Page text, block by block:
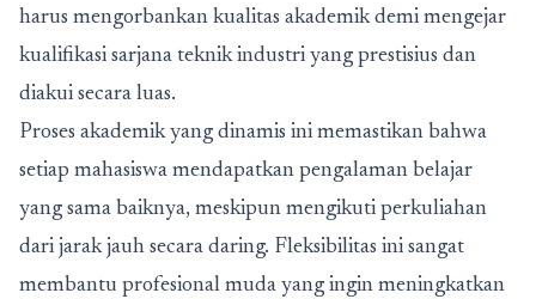
harus mengorbankan kualitas akademik demi mengejar
kualifikasi sarjana teknik industri yang prestisius dan
diakui secara luas.
Proses akademik yang dinamis ini memastikan bahwa
setiap mahasiswa mendapatkan pengalaman belajar
yang sama baiknya, meskipun mengikuti perkuliahan
dari jarak jauh secara daring. Fleksibilitas ini sangat
membantu profesional muda yang ingin meningkatkan